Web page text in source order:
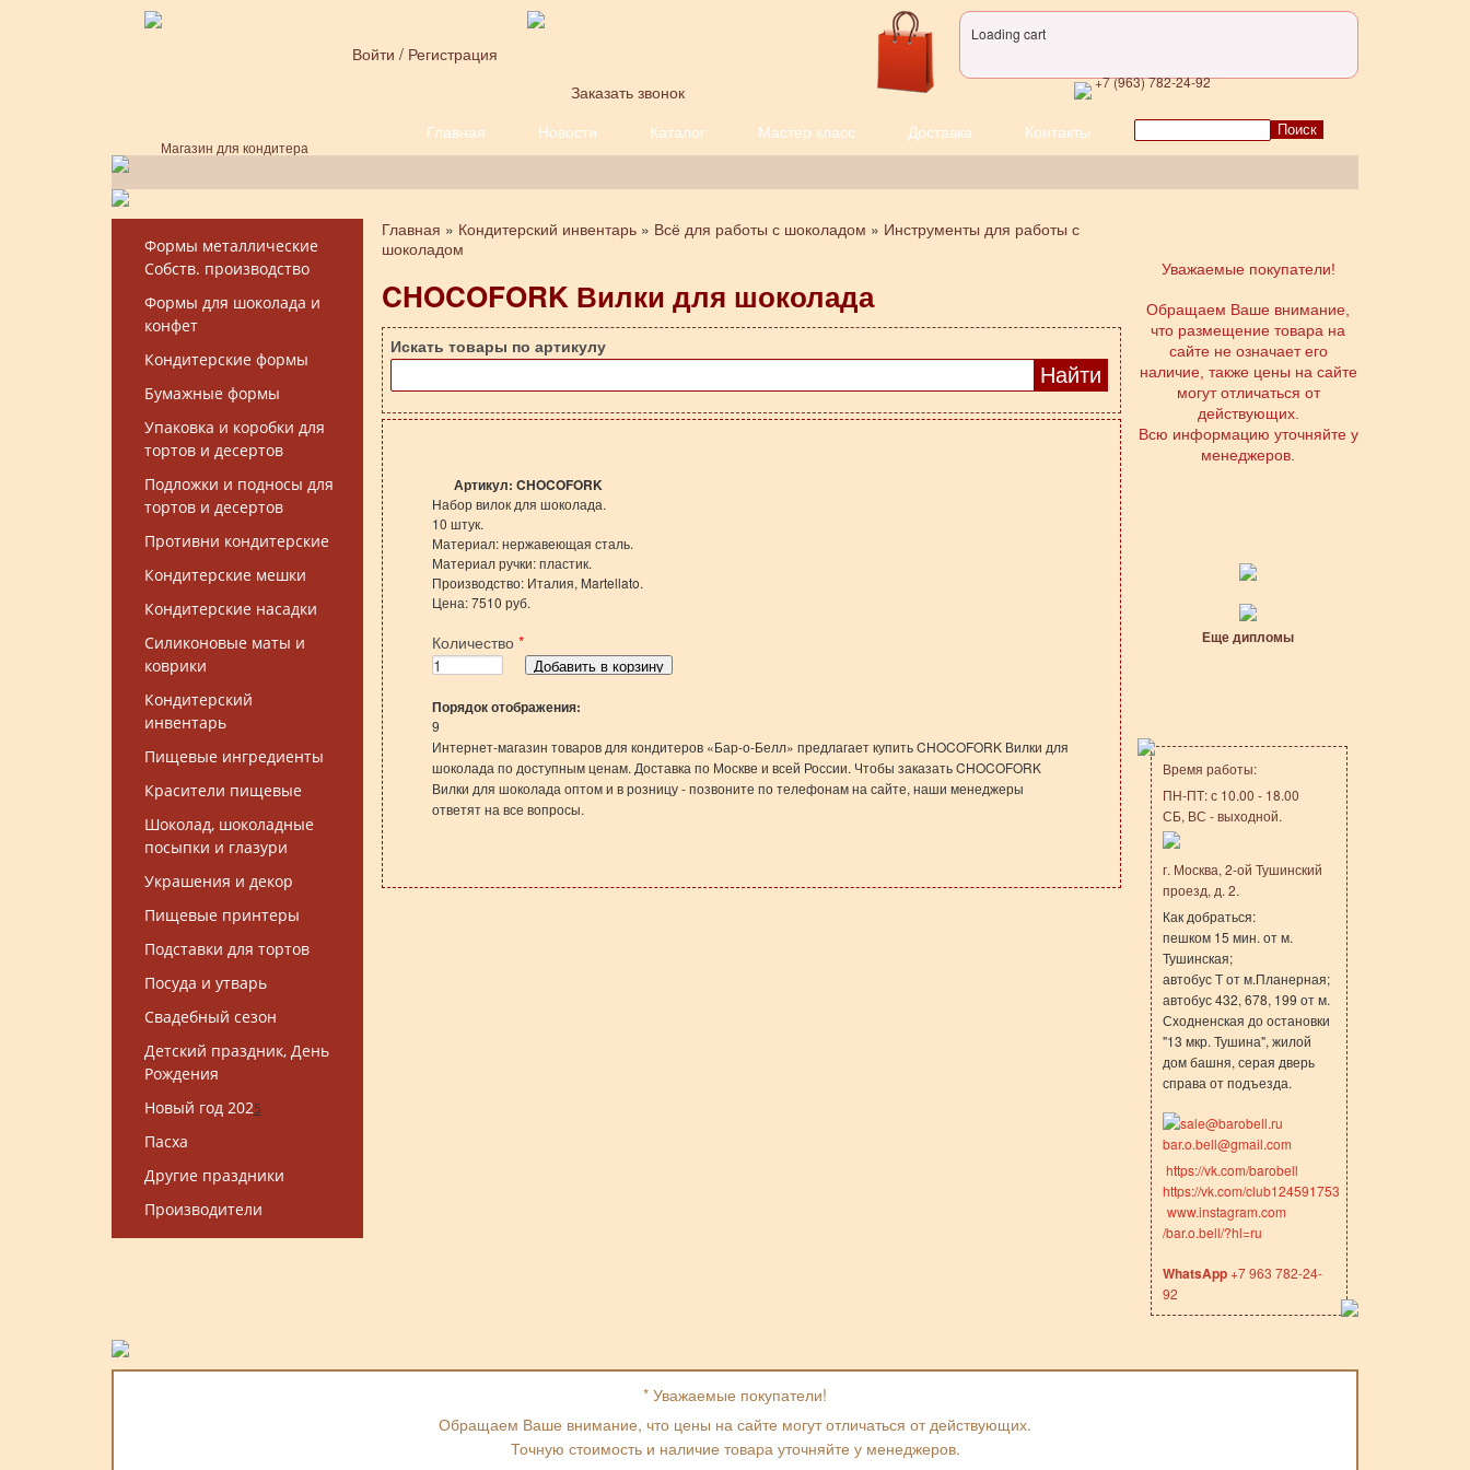
Перейти к основному содержанию
Магазин для кондитера
Войти / Регистрация
Заказать звонок
Loading cart
+7 (963) 782-24-92
Главная Новости Каталог Мастер класс Доставка Контакты
Форма поиска
Поиск
Формы металлические
Собств. производство
Формы для шоколада и
конфет
Кондитерские формы
Бумажные формы
Упаковка и коробки для
тортов и десертов
Подложки и подносы для
тортов и десертов
Противни кондитерские
Кондитерские мешки
Кондитерские насадки
Силиконовые маты и
коврики
Кондитерский
инвентарь
Пищевые ингредиенты
Красители пищевые
Шоколад, шоколадные
посыпки и глазури
Украшения и декор
Пищевые принтеры
Подставки для тортов
Посуда и утварь
Свадебный сезон
Детский праздник, День
Рождения
Новый год 2025
Пасха
Другие праздники
Производители
Вы здесь
Главная » Кондитерский инвентарь » Всё для работы с шоколадом » Инструменты для работы с
шоколадом
CHOCOFORK Вилки для шоколада
Искать товары по артикулу
Артикул: CHOCOFORK
Набор вилок для шоколада.
10 штук.
Материал: нержавеющая сталь.
Материал ручки: пластик.
Производство: Италия, Martellato.
Цена: 7510 руб.
Количество *
Порядок отображения:
9
Интернет-магазин товаров для кондитеров «Бар-о-Белл» предлагает купить CHOCOFORK Вилки для
шоколада по доступным ценам. Доставка по Москве и всей России. Чтобы заказать CHOCOFORK
Вилки для шоколада оптом и в розницу - позвоните по телефонам на сайте, наши менеджеры
ответят на все вопросы.
Уважаемые покупатели!
Обращаем Ваше внимание,
что размещение товара на
сайте не означает его
наличие, также цены на сайте
могут отличаться от
действующих.
Всю информацию уточняйте у
менеджеров.
Еще дипломы
Время работы:
ПН-ПТ: с 10.00 - 18.00
СБ, ВС - выходной.
г. Москва, 2-ой Тушинский
проезд, д. 2.
Как добраться:
пешком 15 мин. от м.
Тушинская;
автобус Т от м.Планерная;
автобус 432, 678, 199 от м.
Сходненская до остановки
"13 мкр. Тушина", жилой
дом башня, серая дверь
справа от подъезда.
sale@barobell.ru
bar.o.bell@gmail.com
https://vk.com/barobell
https://vk.com/club124591753
www.instagram.com
/bar.o.bell/?hl=ru
WhatsApp+7 963 782-24-
92
* Уважаемые покупатели!
Обращаем Ваше внимание, что цены на сайте могут отличаться от действующих.
Точную стоимость и наличие товара уточняйте у менеджеров.